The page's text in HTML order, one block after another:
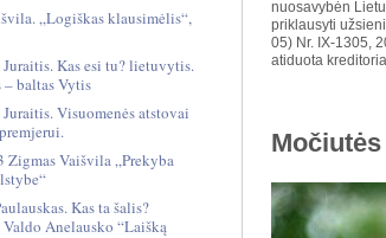
nuosavybėn
priklausyti
05) Nr. IX-1305,
atiduota
„Logiškas klausimėlis“,
Kas esi tu? lietuvytis.
– baltas Vytis
Visuomenės atstovai
Zigmas Vaišvila „Prekyba
Kas ta šalis?
Anelausko “Laišką